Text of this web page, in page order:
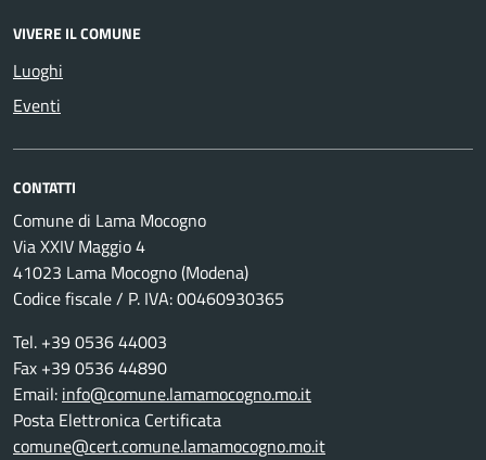
VIVERE IL COMUNE
Luoghi
Eventi
CONTATTI
Comune di Lama Mocogno
Via XXIV Maggio 4
41023 Lama Mocogno (Modena)
Codice fiscale / P. IVA: 00460930365
Tel. +39 0536 44003
Fax +39 0536 44890
Email: info@comune.lamamocogno.mo.it
Posta Elettronica Certificata
comune@cert.comune.lamamocogno.mo.it